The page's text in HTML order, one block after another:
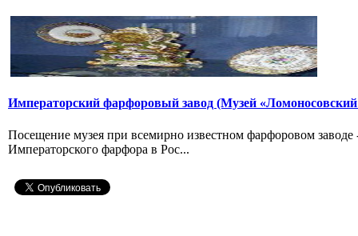
Императорский фарфоровый завод (Музей
Посещение музея при всемирно известном фарфоровом
Императорского фарфора в Рос...